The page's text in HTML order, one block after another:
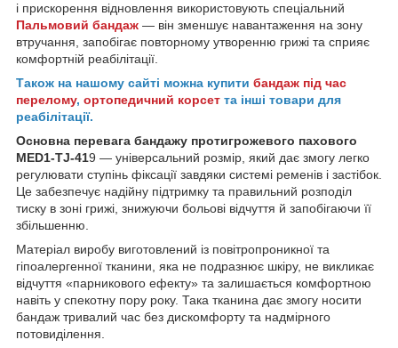
і прискорення відновлення використовують спеціальний
Пальмовий бандаж — він зменшує навантаження на зону
втручання, запобігає повторному утворенню грижі та сприяє
комфортній реабілітації.
Також на нашому сайті можна купити бандаж під час
перелому, ортопедичний корсет та інші товари для
реабілітації.
Основна перевага бандажу протигрожевого пахового
MED1-TJ-419 — універсальний розмір, який дає змогу легко
регулювати ступінь фіксації завдяки системі ременів і застібок.
Це забезпечує надійну підтримку та правильний розподіл
тиску в зоні грижі, знижуючи больові відчуття й запобігаючи її
збільшенню.
Матеріал виробу виготовлений із повітропроникної та
гіпоалергенної тканини, яка не подразнює шкіру, не викликає
відчуття «парникового ефекту» та залишається комфортною
навіть у спекотну пору року. Така тканина дає змогу носити
бандаж тривалий час без дискомфорту та надмірного
потовиділення.